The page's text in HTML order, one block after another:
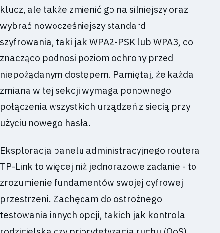
klucz, ale także zmienić go na silniejszy oraz
wybrać nowocześniejszy standard
szyfrowania, taki jak WPA2-PSK lub WPA3, co
znacząco podnosi poziom ochrony przed
niepożądanym dostępem. Pamiętaj, że każda
zmiana w tej sekcji wymaga ponownego
połączenia wszystkich urządzeń z siecią przy
użyciu nowego hasła.
Eksploracja panelu administracyjnego routera
TP-Link to więcej niż jednorazowe zadanie - to
zrozumienie fundamentów swojej cyfrowej
przestrzeni. Zachęcam do ostrożnego
testowania innych opcji, takich jak kontrola